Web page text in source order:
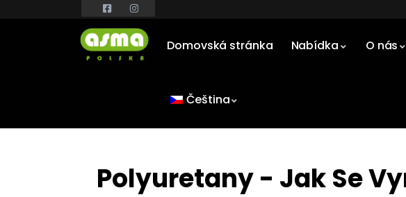
Domovská stránka Nabídka O nás
Čeština
Polyuretany - Jak Se